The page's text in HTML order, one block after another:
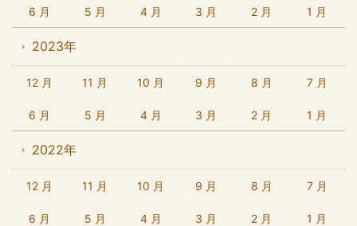
6 月 5 月 4 月 3 月 2 月 1 月
2023年
12 月 11 月 10 月 9 月 8 月 7 月
6 月 5 月 4 月 3 月 2 月 1 月
2022年
12 月 11 月 10 月 9 月 8 月 7 月
6 月 5 月 4 月 3 月 2 月 1 月